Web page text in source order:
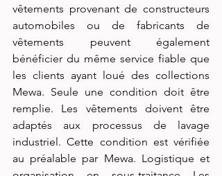
vêtements provenant de constructeurs
automobiles ou de fabricants de
vêtements peuvent également
bénéficier du même service fiable que
les clients ayant loué des collections
Mewa. Seule une condition doit être
remplie. Les vêtements doivent être
adaptés aux processus de lavage
industriel. Cette condition est vérifiée
au préalable par Mewa. Logistique et